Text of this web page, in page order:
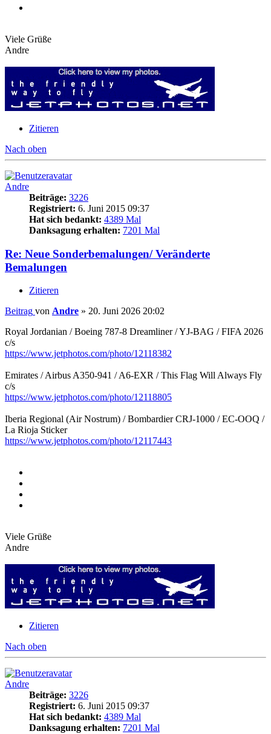
Viele Grüße
Andre
Zitieren
Nach oben
Andre
Beiträge: 3226
Registriert: 6. Juni 2015 09:37
Hat sich bedankt: 4389 Mal
Danksagung erhalten: 7201 Mal
Re: Neue Sonderbemalungen/ Veränderte
Bemalungen
Zitieren
Beitrag von Andre » 20. Juni 2026 20:02
Royal Jordanian / Boeing 787-8 Dreamliner / YJ-BAG / FIFA 2026
c/s
https://www.jetphotos.com/photo/12118382
Emirates / Airbus A350-941 / A6-EXR / This Flag Will Always Fly
c/s
https://www.jetphotos.com/photo/12118805
Iberia Regional (Air Nostrum) / Bombardier CRJ-1000 / EC-OOQ /
La Rioja Sticker
https://www.jetphotos.com/photo/12117443
Viele Grüße
Andre
Zitieren
Nach oben
Andre
Beiträge: 3226
Registriert: 6. Juni 2015 09:37
Hat sich bedankt: 4389 Mal
Danksagung erhalten: 7201 Mal